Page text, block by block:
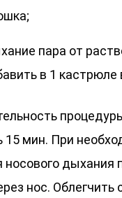
пара от
в 1 кастрюле
мин. При
носового дыхания
нос. Облегчить